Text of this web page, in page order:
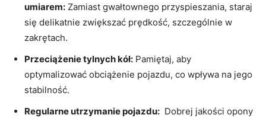
umiarem: ⁣Zamiast ⁣gwałtownego przyspieszania, ​staraj
się ⁤delikatnie zwiększać⁤ prędkość,‍ szczególnie⁣ w
zakrętach.
Przeciążenie tylnych kół: Pamiętaj, aby
optymalizować obciążenie pojazdu, ⁢co wpływa na jego
stabilność.
Regularne​ utrzymanie pojazdu: ‍ Dobrej jakości opony